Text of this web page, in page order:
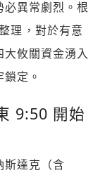
異常劇烈。根
理， 對於有意
攸關資金湧入
定。
9:50 開始
斯達克（含